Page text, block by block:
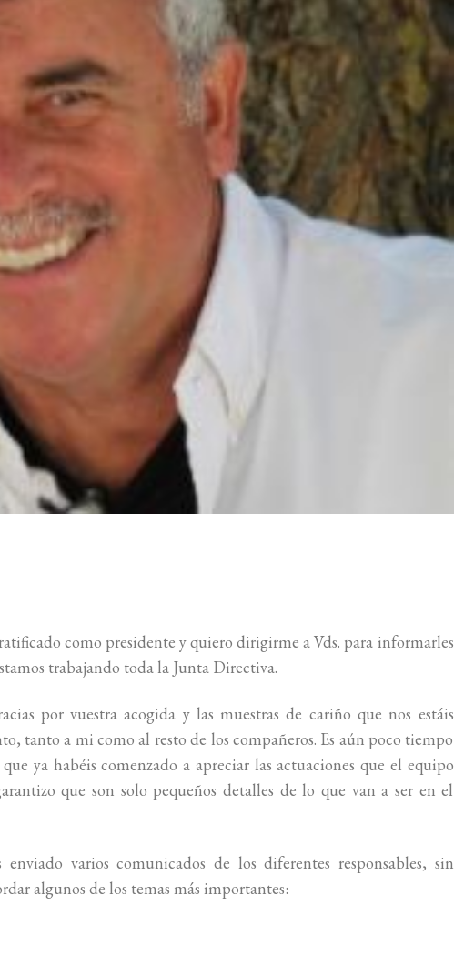
como presidente y quiero dirigirme a Vds. para informarles
trabajando toda la Junta Directiva.
por vuestra acogida y las muestras de cariño que nos estáis
tanto a mi como al resto de los compañeros. Es aún poco tiempo
ya habéis comenzado a apreciar las actuaciones que el equipo
que son solo pequeños detalles de lo que van a ser en el
varios comunicados de los diferentes responsables, sin
algunos de los temas más importantes: